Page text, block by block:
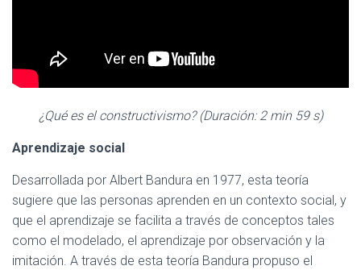
¿Qué es el constructivismo? (Duración: 2 min 59 s)
Aprendizaje social
Desarrollada por Albert Bandura en 1977, esta teoría
sugiere que las personas aprenden en un contexto social, y
que el aprendizaje se facilita a través de conceptos tales
como el modelado, el aprendizaje por observación y la
imitación. A través de esta teoría Bandura propuso el